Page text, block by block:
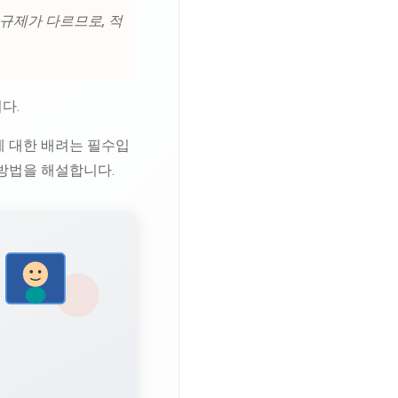
제가 다르므로, 적
.
대한 배려는 필수입
법을 해설합니다.